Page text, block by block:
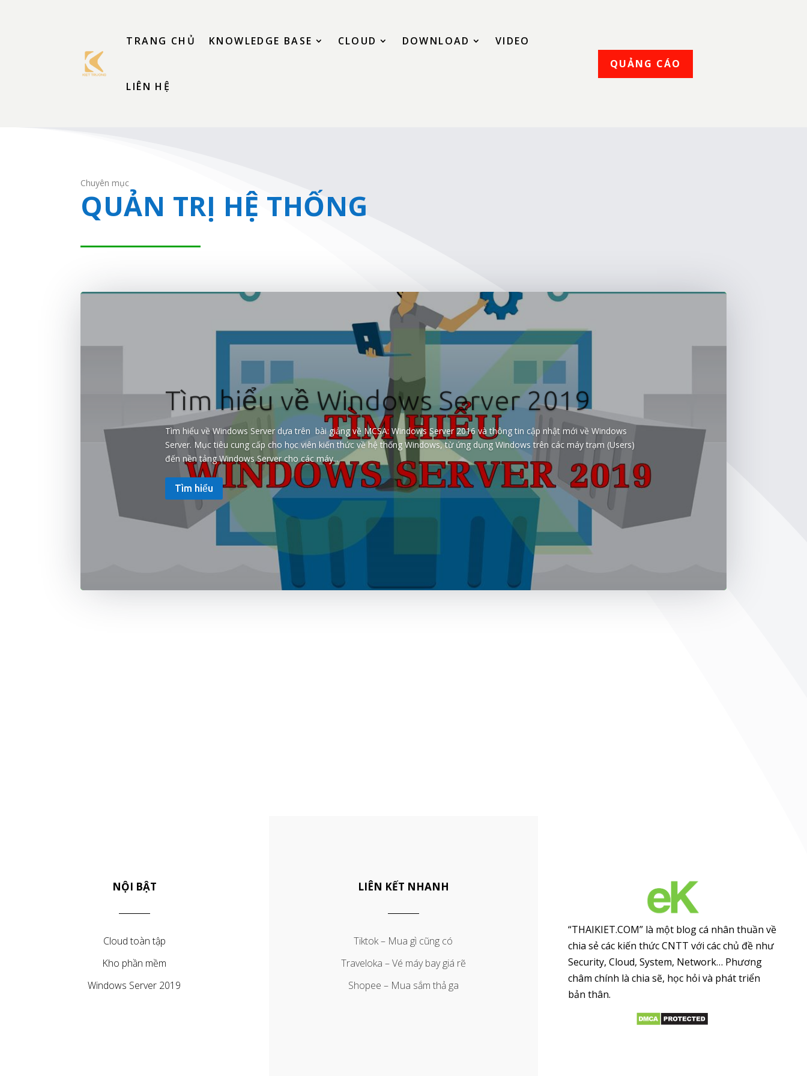
TRANG CHỦ KNOWLEDGE BASE CLOUD DOWNLOAD VIDEO
LIÊN HỆ
QUẢNG CÁO
Chuyên mục
QUẢN TRỊ HỆ THỐNG
Tìm hiểu về Windows Server 2019
Tìm hiểu về Windows Server dựa trên bài giảng về MCSA: Windows Server 2016 và thông tin cập nhật mới về Windows
Server. Mục tiêu cung cấp cho học viên kiến thức về hệ thống Windows, từ ứng dụng Windows trên các máy trạm (Users)
đến nền tảng Windows Server cho các máy...
Tìm hiểu
NỘI BẬT
Cloud toàn tập
Kho phần mềm
Windows Server 2019
LIÊN KẾT NHANH
Tiktok – Mua gì cũng có
Traveloka – Vé máy bay giá rẽ
Shopee – Mua sắm thả ga
“THAIKIET.COM” là một blog cá nhân thuần về
chia sẻ các kiến thức CNTT với các chủ đề như
Security, Cloud, System, Network… Phương
châm chính là chia sẽ, học hỏi và phát triển
bản thân.